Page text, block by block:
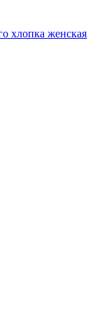
хлопка женская